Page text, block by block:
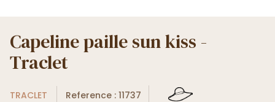
Capeline paille sun kiss -
Traclet
TRACLET Reference : 11737